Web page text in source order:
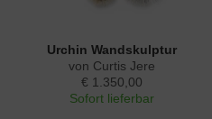
Urchin Wandskulptur
von Curtis Jere
€ 1.350,00
Sofort lieferbar